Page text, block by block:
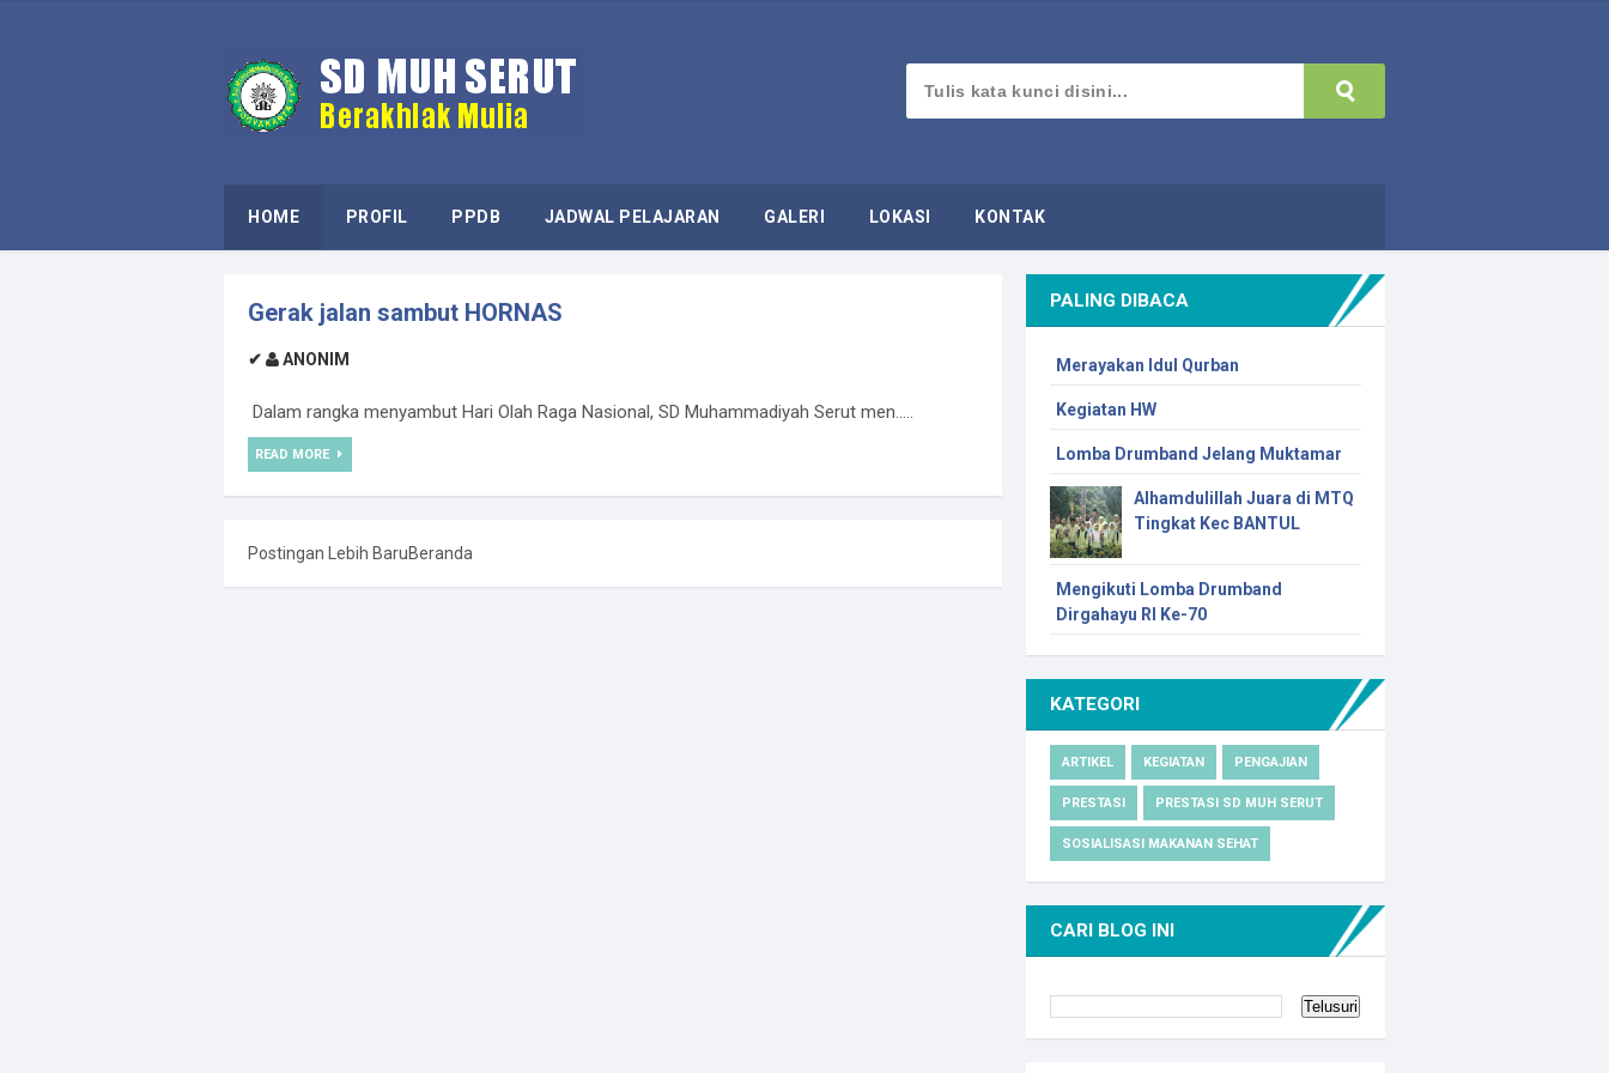
HOME PROFIL PPDB JADWAL PELAJARAN GALERI LOKASI KONTAK
Gerak jalan sambut HORNAS
✔ ANONIM
Dalam rangka menyambut Hari Olah Raga Nasional, SD Muhammadiyah Serut men.....
READ MORE
Postingan Lebih BaruBeranda
PALING DIBACA
Merayakan Idul Qurban
Kegiatan HW
Lomba Drumband Jelang Muktamar
Alhamdulillah Juara di MTQ
Tingkat Kec BANTUL
Mengikuti Lomba Drumband
Dirgahayu RI Ke-70
KATEGORI
ARTIKEL KEGIATAN PENGAJIAN
PRESTASI PRESTASI SD MUH SERUT
SOSIALISASI MAKANAN SEHAT
CARI BLOG INI